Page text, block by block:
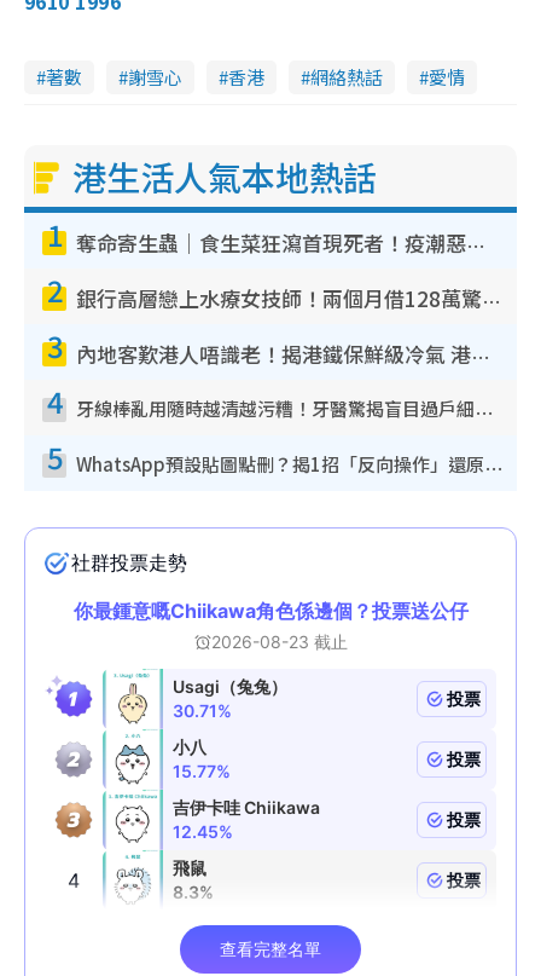
n
m
著數 謝雪心 香港 網絡熱話 愛情
港生活人氣本地熱話
1 奪命寄生蟲｜食生菜狂瀉首現死者！疫潮惡化錄1.8萬宗病例 揭洗菜3大謬誤
2 銀行高層戀上水療女技師！兩個月借128萬驚覺「沉船」沉落火海 揭背後疑似邪教操控賣淫
3 內地客歎港人唔識老！揭港鐵保鮮級冷氣 港人求放過：咪投訴
4 牙線棒亂用隨時越清越污糟！牙醫驚揭盲目過戶細菌恐致蛀牙：呢種先係日常真保養
5 WhatsApp預設貼圖點刪？揭1招「反向操作」還原簡潔介面 附3步實測教學